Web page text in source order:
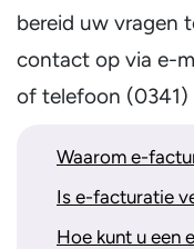
bereid uw vragen
contact op via e-
of telefoon (0341)
Wat vindt u
Waarom e-
Is e-facturatie
Hoe kunt u een